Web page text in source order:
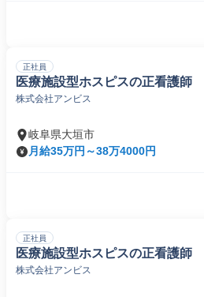
正社員
医療施設型ホスピスの正看護師
株式会社アンビス
岐阜県大垣市
月給35万円～38万4000円
正社員
医療施設型ホスピスの正看護師
株式会社アンビス